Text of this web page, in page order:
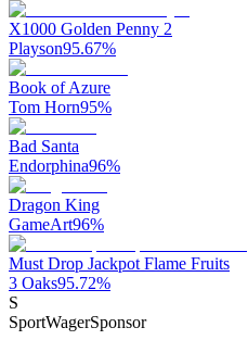
X1000 Golden Penny 2
Playson95.67%
Book of Azure
Tom Horn95%
Bad Santa
Endorphina96%
Dragon King
GameArt96%
Must Drop Jackpot Flame Fruits
3 Oaks95.72%
S
SportWagerSponsor